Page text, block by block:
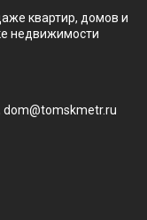
квартир, домов и
недвижимости